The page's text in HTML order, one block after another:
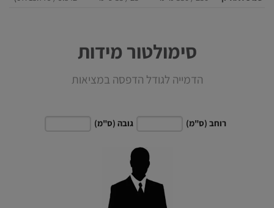
סימולטור מידות
הדמייה לגודל הדפסה במציאות
רוחב (ס"מ) גובה (ס"מ)